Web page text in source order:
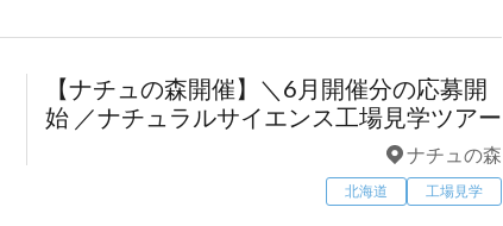
【ナチュの森開催】＼6月開催分の応募開
始 ／ナチュラルサイエンス工場見学ツアー
ナチュの森
北海道 工場見学